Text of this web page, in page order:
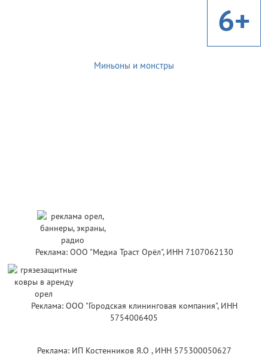
6+
Миньоны и монстры
Реклама: ООО "Медиа Траст Орёл", ИНН 7107062130
Реклама: ООО "Городская клининговая компания", ИНН
5754006405
Реклама: ИП Костенников Я.О , ИНН 575300050627